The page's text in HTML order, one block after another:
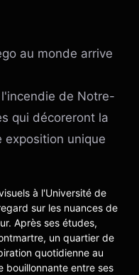
au monde arrive
de Notre-
qui décoreront la
exposition unique
à l'Université de
sur les nuances de
Après ses études,
un quartier de
quotidienne au
entre ses